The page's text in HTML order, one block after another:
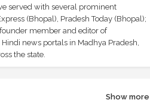
served with several prominent
(Bhopal), Pradesh Today (Bhopal);
member and editor of
news portals in Madhya Pradesh,
the state.
Show more